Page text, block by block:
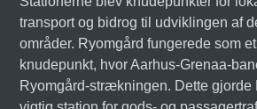
transport og bidrog til udviklingen af
områder. Ryomgård fungerede som
knudepunkt, hvor Aarhus-Grenaa-
Ryomgård-strækningen. Dette gjorde